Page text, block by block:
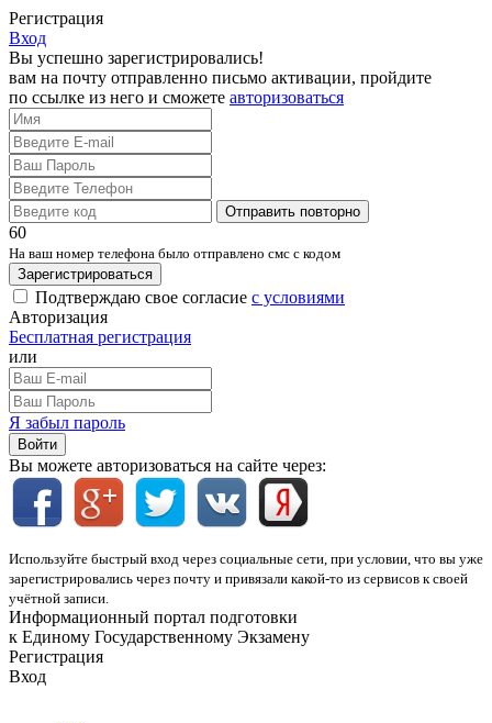
Регистрация
Вход
Вы успешно зарегистрировались!
вам на почту отправленно письмо активации, пройдите
по ссылке из него и сможете авторизоваться
Отправить повторно
60
На ваш номер телефона было отправлено смс с кодом
Зарегистрироваться
Подтверждаю свое согласие с условиями
Авторизация
Бесплатная регистрация
или
Я забыл пароль
Войти
Вы можете авторизоваться на сайте через:
Используйте быстрый вход через социальные сети, при условии, что вы уже
зарегистрировались через почту и привязали какой-то из сервисов к своей
учётной записи.
Информационный портал подготовки
к Единому Государственному Экзамену
Регистрация
Вход